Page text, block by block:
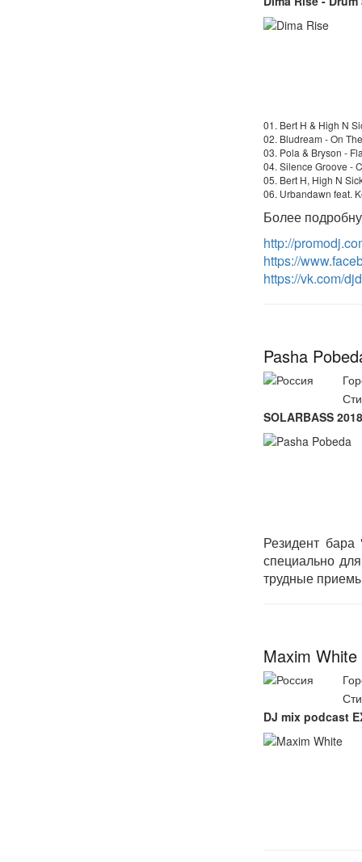
01. Bert H & High N
02. Bludream - On
03. Pola & Bryson -
04. Silence Groove -
05. Bert H, High N
06. Urbandawn feat.
Более
http://
https://
https://vk.com/
Pasha
SOLARBASS 2018
Резидент
специально
трудные
Maxim White
DJ mix podcast